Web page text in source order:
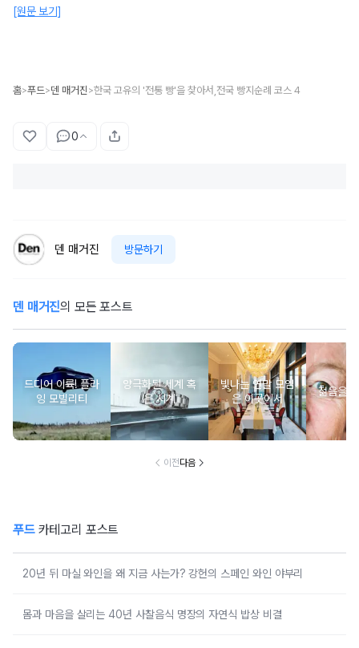
[원문 보기]
홈>푸드>덴 매거진 >한국 고유의 '전통 빵'을 찾아서,전국 빵지순례 코스 4
0
덴 매거진 방문하기
덴 매거진의 모든 포스트
드디어 이륙! 플라
잉 모빌리티
양극화된 세계 혹
은 시계
빛나는 연말 모임
은 이곳에서
젊음을
이전다음
푸드카테고리 포스트
20년 뒤 마실 와인을 왜 지금 사는가? 강헌의 스페인 와인 야부리
몸과 마음을 살리는 40년 사찰음식 명장의 자연식 밥상 비결